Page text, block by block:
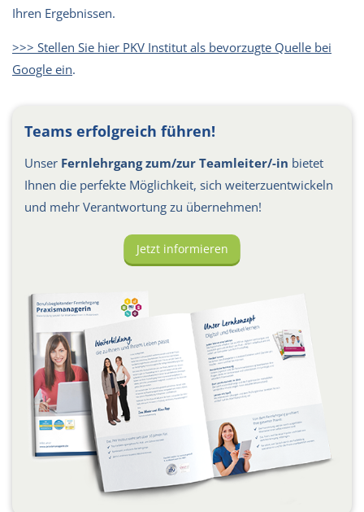
Ihren Ergebnissen.
>>> Stellen Sie hier PKV Institut als bevorzugte Quelle bei
Google ein.
Teams erfolgreich führen!
Unser Fernlehrgang zum/zur Teamleiter/-in bietet
Ihnen die perfekte Möglichkeit, sich weiterzuentwickeln
und mehr Verantwortung zu übernehmen!
Jetzt informieren